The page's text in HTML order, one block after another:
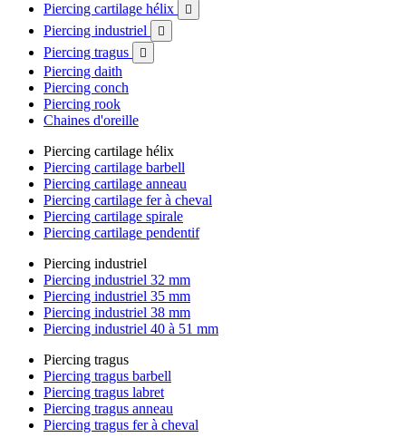
Piercing cartilage hélix

Piercing industriel 
Piercing tragus 
Piercing daith
Piercing conch
Piercing rook
Chaines d'oreille
Piercing cartilage hélix
Piercing cartilage barbell
Piercing cartilage anneau
Piercing cartilage fer à cheval
Piercing cartilage spirale
Piercing cartilage pendentif
Piercing industriel
Piercing industriel 32 mm
Piercing industriel 35 mm
Piercing industriel 38 mm
Piercing industriel 40 à 51 mm
Piercing tragus
Piercing tragus barbell
Piercing tragus labret
Piercing tragus anneau
Piercing tragus fer à cheval